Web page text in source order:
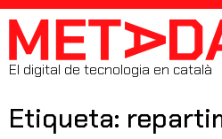
MetaData
El digital de tecnologia en català
Etiqueta: